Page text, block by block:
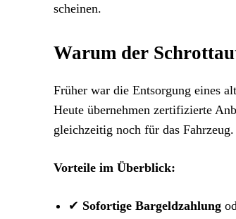
scheinen.
Warum der
Früher war die Entsorgung eines
Heute übernehmen zertifizierte
gleichzeitig noch für das Fahrzeug.
Vorteile im Überblick:
✔ Sofortige Bargeldzahlung